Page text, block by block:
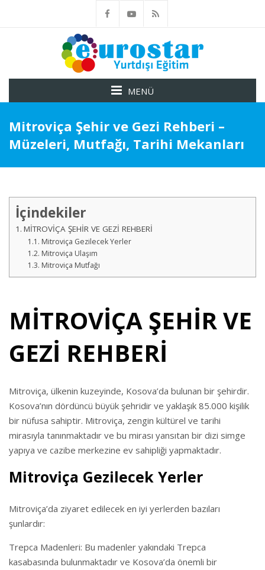
MENÜ
Mitroviça Şehir ve Gezi Rehberi –
Müzeleri, Mutfağı, Tarihi Mekanları
İçindekiler
MİTROVİÇA ŞEHİR VE GEZİ REHBERİ
Mitroviça Gezilecek Yerler
Mitroviça Ulaşım
Mitroviça Mutfağı
MİTROVİÇA ŞEHİR VE
GEZİ REHBERİ
Mitroviça, ülkenin kuzeyinde, Kosova’da bulunan bir şehirdir.
Kosova’nın dördüncü büyük şehridir ve yaklaşık 85.000 kişilik
bir nüfusa sahiptir. Mitroviça, zengin kültürel ve tarihi
mirasıyla tanınmaktadır ve bu mirası yansıtan bir dizi simge
yapıya ve cazibe merkezine ev sahipliği yapmaktadır.
Mitroviça Gezilecek Yerler
Mitroviça’da ziyaret edilecek en iyi yerlerden bazıları
şunlardır:
Trepca Madenleri: Bu madenler yakındaki Trepca
kasabasında bulunmaktadır ve Kosova’da önemli bir